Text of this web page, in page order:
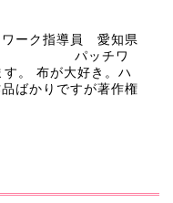
ワーク指導員 愛知県
チワ
。 布が大好き。ハ
ばかりですが著作権